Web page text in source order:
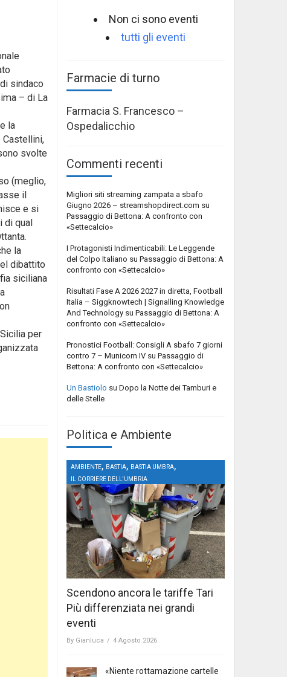
sindaco
– di La
la
Castellini,
svolte
(meglio,
il
e si
di qual
la
dibattito
siciliana
per
Non ci sono eventi
tutti gli eventi
Farmacie di turno
Farmacia S. Francesco –
Ospedalicchio
Commenti recenti
Migliori siti streaming zampata a sbafo
Giugno 2026 – streamshopdirect.com su
Passaggio di Bettona: A confronto con
«Settecalcio»
I Protagonisti Indimenticabili: Le Leggende
del Colpo Italiano su Passaggio di Bettona: A
confronto con «Settecalcio»
Risultati Fase A 2026 2027 in diretta, Football
Italia – Siggknowtech | Signalling Knowledge
And Technology su Passaggio di Bettona: A
confronto con «Settecalcio»
Pronostici Football: Consigli A sbafo 7 giorni
contro 7 – Municorn IV su Passaggio di
Bettona: A confronto con «Settecalcio»
Un Bastiolo su Dopo la Notte dei Tamburi e
delle Stelle
Politica e Ambiente
AMBIENTE, BASTIA, BASTIA UMBRA,
IL CORRIERE DELL'UMBRIA
Scendono ancora le tariffe Tari
Più differenziata nei grandi
eventi
By Gianluca / 4 Agosto 2026
«Niente rottamazione cartelle